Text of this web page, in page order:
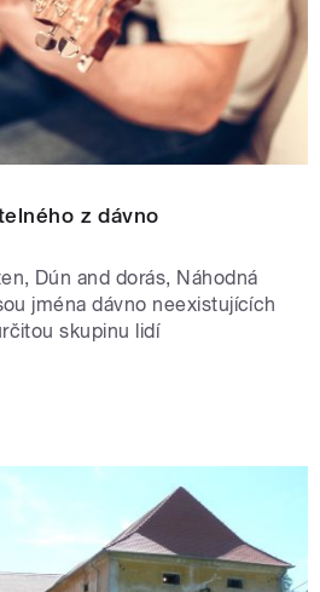
z dávno
Dún and dorás, Náhodná
jména dávno neexistujících
skupinu lidí